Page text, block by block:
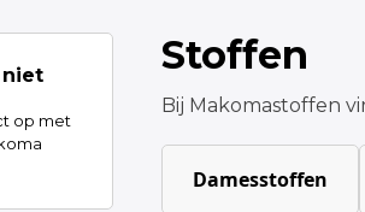
niet
op met
Stoffen
Bij Makomastoffen
Damesstoffen